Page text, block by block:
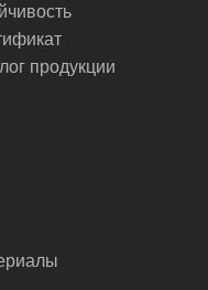
продукции